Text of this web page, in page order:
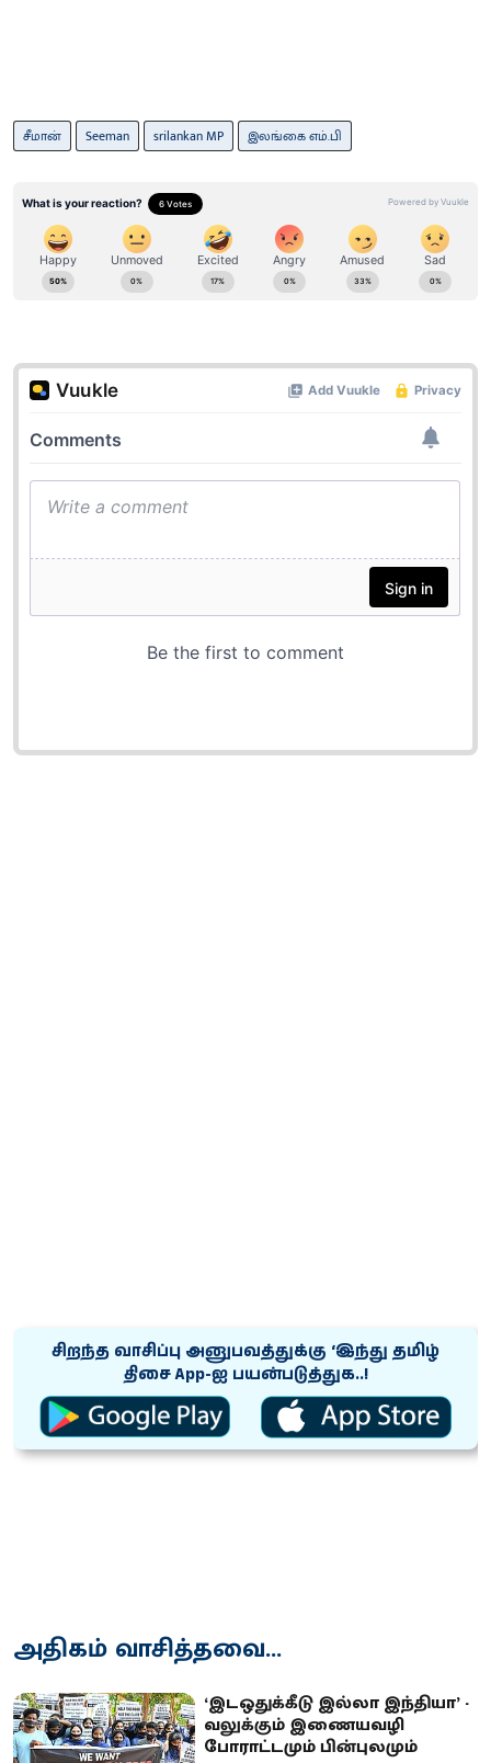
சீமான் Seeman srilankan MP இலங்கை எம்.பி
சிறந்த வாசிப்பு அனுபவத்துக்கு ‘இந்து தமிழ்
திசை App-ஐ பயன்படுத்துக..!
அதிகம் வாசித்தவை...
‘இடஒதுக்கீடு இல்லா இந்தியா’ -
வலுக்கும் இணையவழி
போராட்டமும் பின்புலமும்